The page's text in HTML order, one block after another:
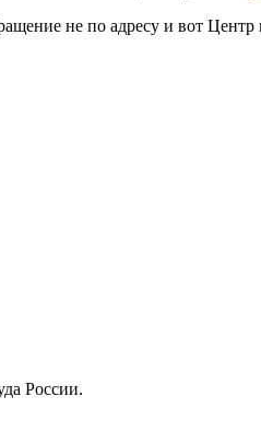
не по адресу и вот
России.